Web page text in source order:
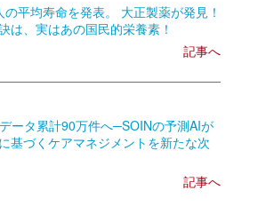
平均寿命を発表。 大正製薬が発見！
は、実はあの国民的栄養素！
記事へ
ータ累計90万件へ─SOINの予測AIが
基づくケアマネジメントを新たな次
記事へ